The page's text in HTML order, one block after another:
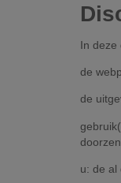
In deze
de
de
u: de al